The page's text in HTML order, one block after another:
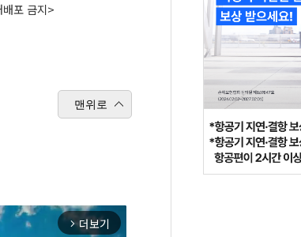
포 금지>
맨위로
arrow_forward_ios 더보기